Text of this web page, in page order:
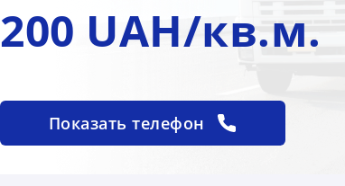
200 UAH/кв.м.
Показать телефон